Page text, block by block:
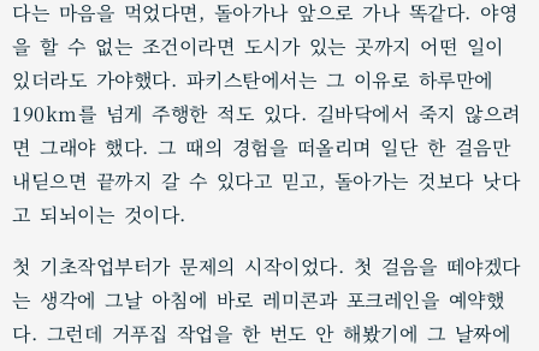
다는 마음을 먹었다면, 돌아가나 앞으로 가나 똑같다. 야영
을 할 수 없는 조건이라면 도시가 있는 곳까지 어떤 일이
있더라도 가야했다. 파키스탄에서는 그 이유로 하루만에
190km를 넘게 주행한 적도 있다. 길바닥에서 죽지 않으려
면 그래야 했다. 그 때의 경험을 떠올리며 일단 한 걸음만
내딛으면 끝까지 갈 수 있다고 믿고, 돌아가는 것보다 낫다
고 되뇌이는 것이다.
첫 기초작업부터가 문제의 시작이었다. 첫 걸음을 떼야겠다
는 생각에 그날 아침에 바로 레미콘과 포크레인을 예약했
다. 그런데 거푸집 작업을 한 번도 안 해봤기에 그 날짜에